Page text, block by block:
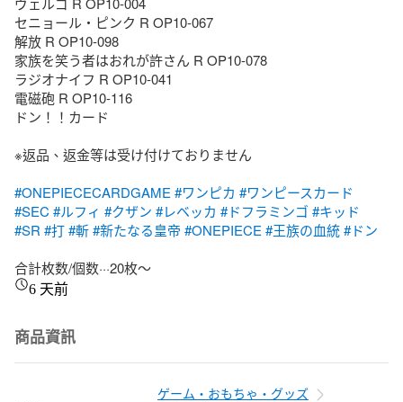
セニョール・ピンク R OP10-067
解放 R OP10-098
家族を笑う者はおれが許さん R OP10-078
ラジオナイフ R OP10-041
電磁砲 R OP10-116
ドン！！カード
※返品、返金等は受け付けておりません
#ONEPIECECARDGAME #ワンピカ #ワンピースカード
#SEC #ルフィ #クザン #レベッカ #ドフラミンゴ #キッド
#SR #打#斬#新たなる皇帝 #ONEPIECE #王族の血統#ドン
合計枚数/個数···20枚〜
6 天前
商品資訊
ゲーム・おもちゃ・グッズ